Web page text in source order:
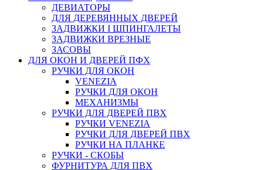
ДЕВИАТОРЫ
ДЛЯ ДЕРЕВЯННЫХ ДВЕРЕЙ
ЗАДВИЖКИ I ШПИНГАЛЕТЫ
ЗАДВИЖКИ ВРЕЗНЫЕ
ЗАСОВЫ
ДЛЯ ОКОН И ДВЕРЕЙ ПФХ
РУЧКИ ДЛЯ ОКОН
VENEZIA
РУЧКИ ДЛЯ ОКОН
МЕХАНИЗМЫ
РУЧКИ ДЛЯ ДВЕРЕЙ ПВХ
РУЧКИ VENEZIA
РУЧКИ ДЛЯ ДВЕРЕЙ ПВХ
РУЧКИ НА ПЛАНКЕ
РУЧКИ - СКОБЫ
ФУРНИТУРА ДЛЯ ПВХ